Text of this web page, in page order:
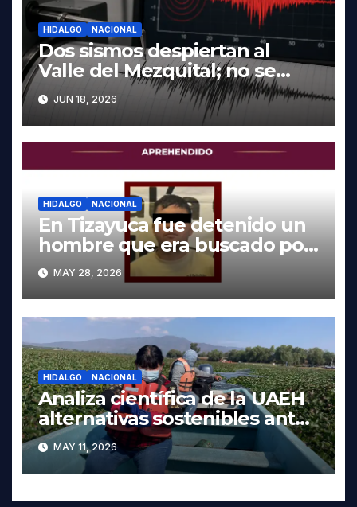
HIDALGO NACIONAL
Dos sismos despiertan al
Valle del Mezquital; no se
reportan daños en Hidalgo
JUN 18, 2026
HIDALGO NACIONAL
En Tizayuca fue detenido un
hombre que era buscado por
autoridades de Oaxaca
MAY 28, 2026
HIDALGO NACIONAL
Analiza científica de la UAEH
alternativas sostenibles ante
crisis ambiental en Tula-
Tepeji
MAY 11, 2026